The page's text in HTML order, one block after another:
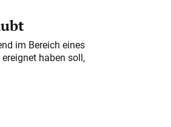
im Bereich eines
haben soll,